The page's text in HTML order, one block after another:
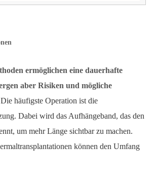
ermöglichen eine dauerhafte
aber Risiken und mögliche
Die häufigste Operation ist die
Dabei wird das Aufhängeband, das den
um mehr Länge sichtbar zu machen.
können den Umfang